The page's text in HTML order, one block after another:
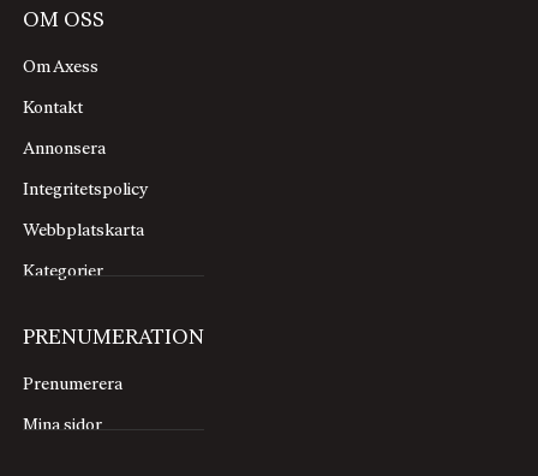
OM OSS
Om Axess
Kontakt
Annonsera
Integritetspolicy
Webbplatskarta
Kategorier
PRENUMERATION
Prenumerera
Mina sidor